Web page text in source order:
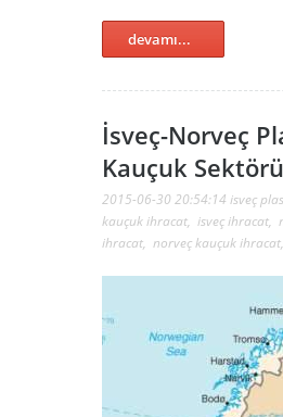
devamı...
İsveç-Norveç
Kauçuk Sektörü
2015-06-30 20:54:14 isveç
kauçuk ihracat, isveç ihracat,
ihracat, norveç kauçuk ihracat,